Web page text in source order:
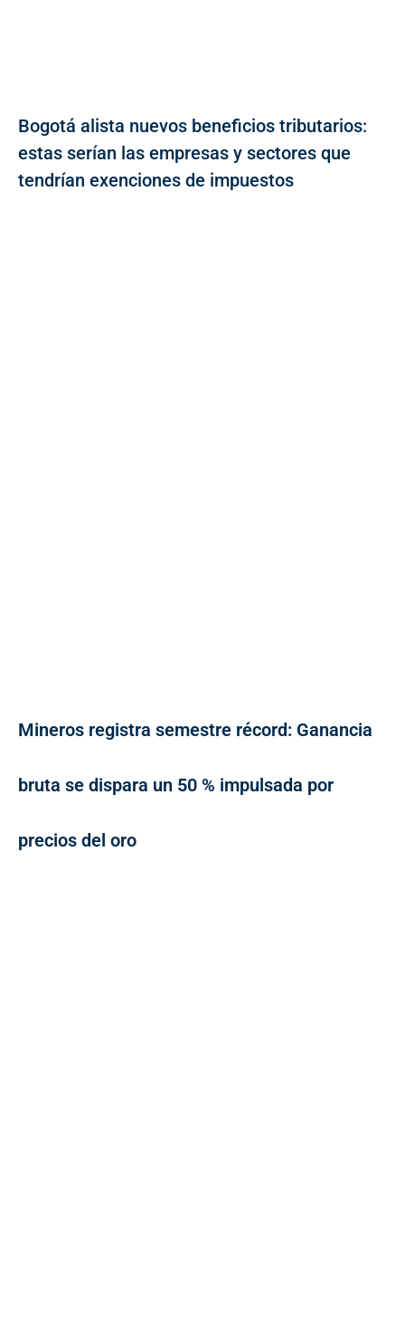
Bogotá alista nuevos beneficios tributarios:
estas serían las empresas y sectores que
tendrían exenciones de impuestos
Mineros registra semestre récord: Ganancia
bruta se dispara un 50 % impulsada por
precios del oro